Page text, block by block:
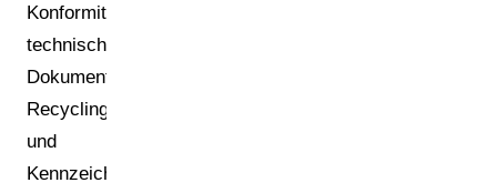
Konformitätserklärungen,
technische
Dokumentation,
Recyclingfähigkeit
und
Kennzeichnung